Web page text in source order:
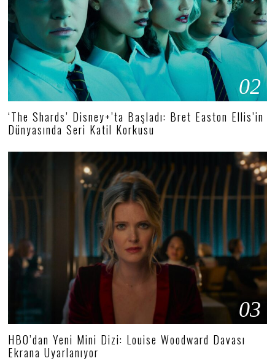
02
‘The Shards’ Disney+’ta Başladı: Bret Easton Ellis’in
Dünyasında Seri Katil Korkusu
03
HBO’dan Yeni Mini Dizi: Louise Woodward Davası
Ekrana Uyarlanıyor